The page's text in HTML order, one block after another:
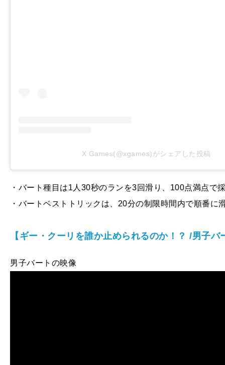
X Games(@xgames)がシェアした投稿
・バート種目は1人30秒のランを3回滑り、100点満点で
・バートベストトリックは、20分の制限時間内で順番に
【ギー・クーリを誰か止められるのか！？ /男子バ
男子バートの映像